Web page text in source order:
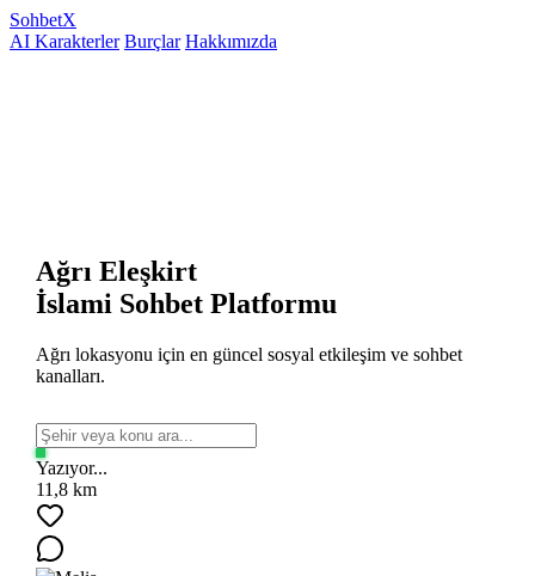
SohbetX
AI Karakterler Burçlar Hakkımızda
Ağrı Eleşkirt
İslami Sohbet Platformu
Ağrı lokasyonu için en güncel sosyal etkileşim ve sohbet
kanalları.
Yazıyor...
11,8 km